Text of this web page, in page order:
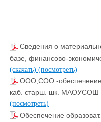
Сведения о
базе, финансово-
(скачать) (посмотреть)
ООО,СОО -обеспечение
каб. старш. шк. МАОУСОШ
(посмотреть)
Обеспечение